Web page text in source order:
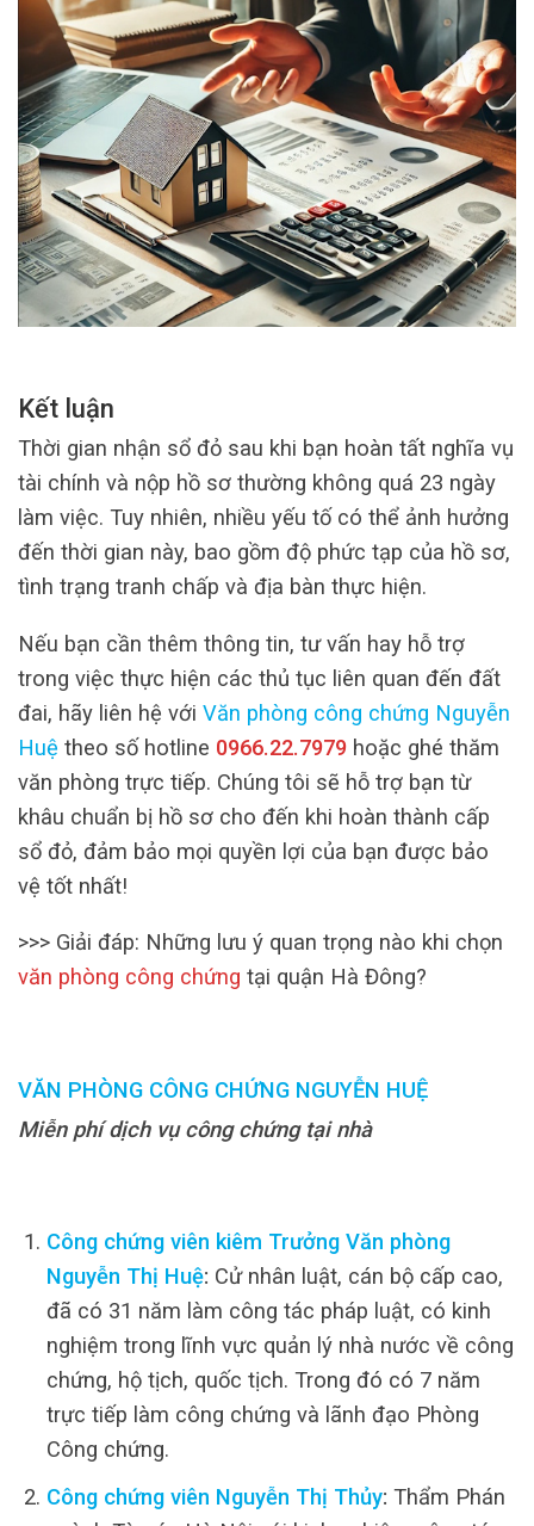
Kết luận
Thời gian nhận sổ đỏ sau khi bạn hoàn tất nghĩa vụ
tài chính và nộp hồ sơ thường không quá 23 ngày
làm việc. Tuy nhiên, nhiều yếu tố có thể ảnh hưởng
đến thời gian này, bao gồm độ phức tạp của hồ sơ,
tình trạng tranh chấp và địa bàn thực hiện.
Nếu bạn cần thêm thông tin, tư vấn hay hỗ trợ
trong việc thực hiện các thủ tục liên quan đến đất
đai, hãy liên hệ với Văn phòng công chứng Nguyễn
Huệ theo số hotline 0966.22.7979 hoặc ghé thăm
văn phòng trực tiếp. Chúng tôi sẽ hỗ trợ bạn từ
khâu chuẩn bị hồ sơ cho đến khi hoàn thành cấp
sổ đỏ, đảm bảo mọi quyền lợi của bạn được bảo
vệ tốt nhất!
>>> Giải đáp: Những lưu ý quan trọng nào khi chọn
văn phòng công chứng tại quận Hà Đông?
VĂN PHÒNG CÔNG CHỨNG NGUYỄN HUỆ
Miễn phí dịch vụ công chứng tại nhà
Công chứng viên kiêm Trưởng Văn phòng
Nguyễn Thị Huệ: Cử nhân luật, cán bộ cấp cao,
đã có 31 năm làm công tác pháp luật, có kinh
nghiệm trong lĩnh vực quản lý nhà nước về công
chứng, hộ tịch, quốc tịch. Trong đó có 7 năm
trực tiếp làm công chứng và lãnh đạo Phòng
Công chứng.
Công chứng viên Nguyễn Thị Thủy: Thẩm Phán